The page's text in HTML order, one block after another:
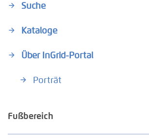
Suche
Kataloge
Über InGrid-Portal
Porträt
Fußbereich